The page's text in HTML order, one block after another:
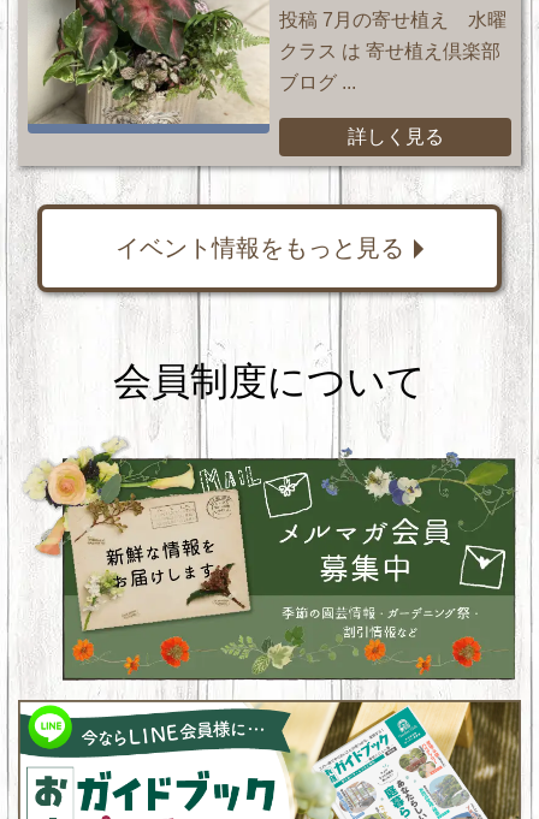
投稿 7月の寄せ植え 水曜
クラス は 寄せ植え倶楽部
ブログ ...
詳しく見る
イベント情報をもっと見る
会員制度について